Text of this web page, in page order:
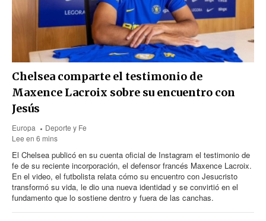
Chelsea comparte el testimonio de
Maxence Lacroix sobre su encuentro con
Jesús
Europa
Deporte y Fe
Lee en 6 mins
El Chelsea publicó en su cuenta oficial de Instagram el testimonio de
fe de su reciente incorporación, el defensor francés Maxence Lacroix.
En el video, el futbolista relata cómo su encuentro con Jesucristo
transformó su vida, le dio una nueva identidad y se convirtió en el
fundamento que lo sostiene dentro y fuera de las canchas.